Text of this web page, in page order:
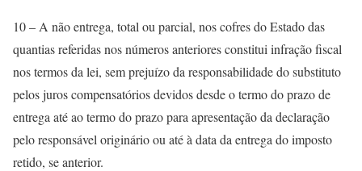
10 – A não entrega, total ou parcial, nos cofres do Estado das
quantias referidas nos números anteriores constitui infração fiscal
nos termos da lei, sem prejuízo da responsabilidade do substituto
pelos juros compensatórios devidos desde o termo do prazo de
entrega até ao termo do prazo para apresentação da declaração
pelo responsável originário ou até à data da entrega do imposto
retido, se anterior.